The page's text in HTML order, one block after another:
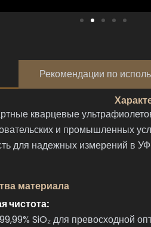
Рекомендации по
кварцевые
и промышленных
для надежных измерений в
материала
чистота:
SiO₂ для превосходной